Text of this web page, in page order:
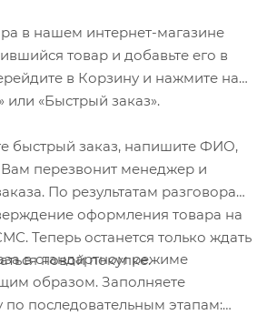
в нашем интернет-магазине
товар и добавьте его в
в Корзину и нажмите на
или «Быстрый заказ».
быстрый заказ, напишите ФИО,
перезвонит менеджер и
По результатам разговора
оформления товара на
Теперь останется только ждать
новой покупке.
в стандартном режиме
образом. Заполняете
последовательным этапам: